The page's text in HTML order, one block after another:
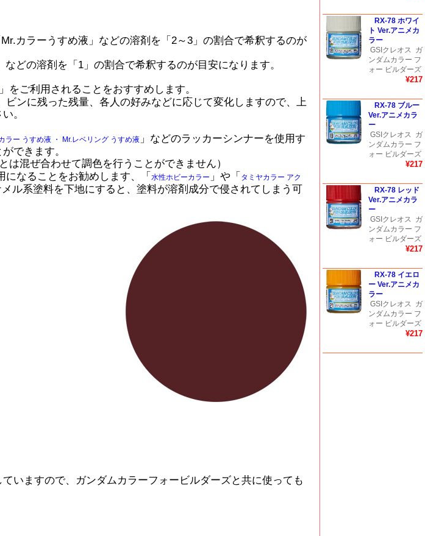
カラーうすめ液」などの溶剤を「2～3」の割合で希釈するのが
どの溶剤を「1」の割合で希釈するのが目安になります。
」をご利用されることをおすすめします。
ンに残った残量、各人の好みなどに応じて変化しますので、上
。
ラー うすめ液 ・ Mr.レベリング うすめ液 」などのラッカーシンナーを使用す
できます。
は混ぜ合わせて調色を行うことができません）
なることをお勧めします、「 水性ホビーカラー 」や「 タミヤカラー アク
メル系塗料を下地にすると、塗料が溶剤成分で侵されてしまう可
いますので、ガンダムカラーフォービルダーズと共に使っても
RX-78 ホワイ
ト Ver.アニメカ
ラー
GSIクレオス ガ
ンダムカラー フ
ォー ビルダーズ
¥217
RX-78 ブルー
Ver.アニメカラ
ー
GSIクレオス ガ
ンダムカラー フ
ォー ビルダーズ
¥217
RX-78 レッド
Ver.アニメカラ
ー
GSIクレオス ガ
ンダムカラー フ
ォー ビルダーズ
¥217
RX-78 イエロ
ー Ver.アニメカ
ラー
GSIクレオス ガ
ンダムカラー フ
ォー ビルダーズ
¥217